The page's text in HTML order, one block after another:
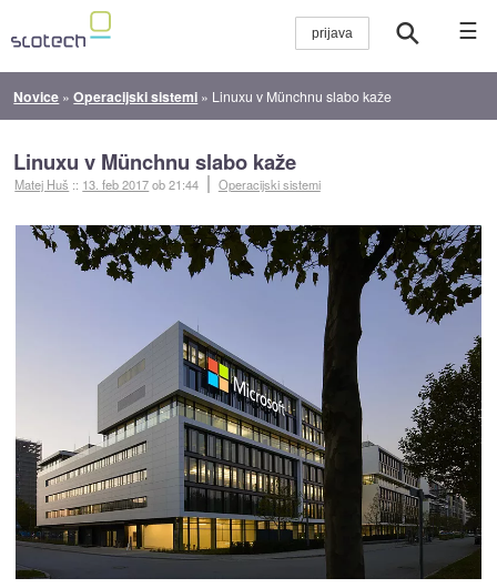
☰
Novice »Operacijski sistemi » Linuxu v Münchnu slabo kaže
Linuxu v Münchnu slabo kaže
Matej Huš :: 13. feb 2017ob 21:44 Operacijski sistemi